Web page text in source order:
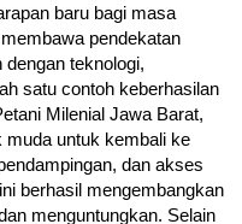
baru bagi masa
pendekatan
dengan teknologi,
satu contoh keberhasilan
Milenial Jawa Barat,
muda untuk kembali ke
dan akses
berhasil mengembangkan
menguntungkan. Selain